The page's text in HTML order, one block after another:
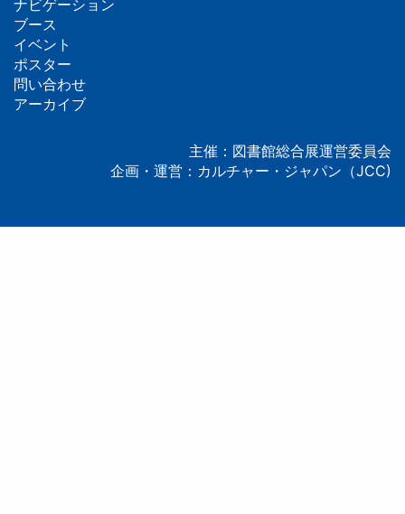
フ
ッ
タ
ナビゲーション
ブース
イベント
ポスター
問い合わせ
アーカイブ
主催：図書館総合展運営委員会
企画・運営：カルチャー・ジャパン（JCC)